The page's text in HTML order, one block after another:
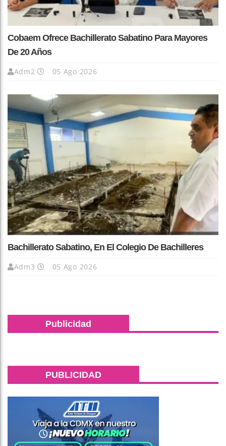
Cobaem Ofrece Bachillerato Sabatino Para Mayores
De 20 Años
Adm2 05 Ago 2026
Bachillerato Sabatino, En El Colegio De Bachilleres
Adm3 05 Ago 2026
Publicidad
PUBLICIDAD